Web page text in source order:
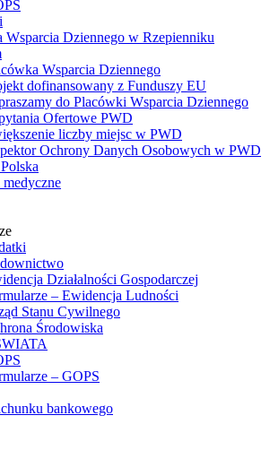
Wsparcia Dziennego w Rzepienniku
Wsparcia Dziennego
dofinansowany z Funduszy EU
do Placówki Wsparcia Dziennego
Ofertowe PWD
liczby miejsc w PWD
Ochrony Danych Osobowych w PWD
Działalności Gospodarczej
– Ewidencja Ludności
Stanu Cywilnego
Środowiska
– GOPS
bankowego